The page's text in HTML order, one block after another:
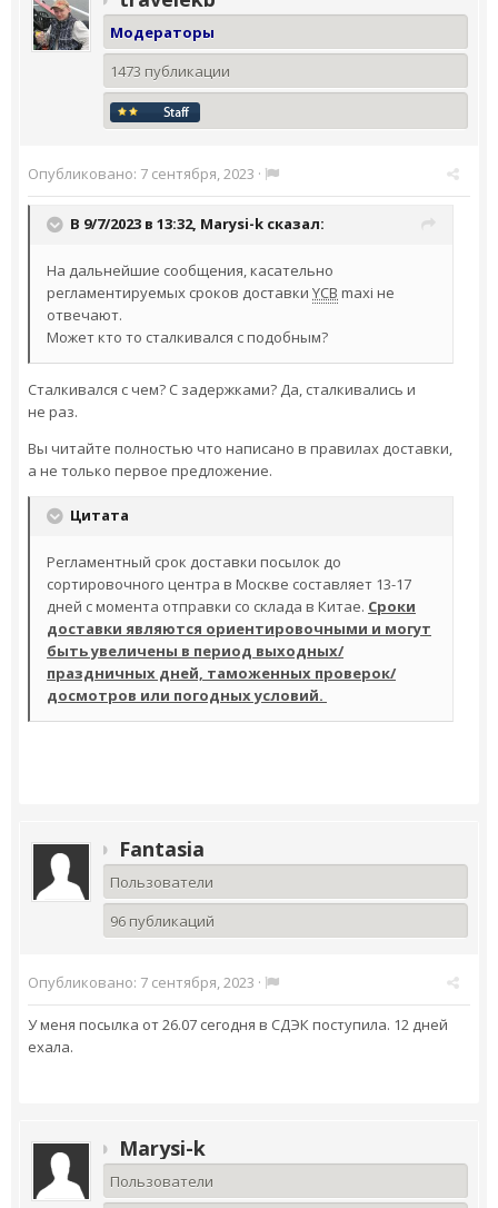
Модераторы
1473 публикации
Опубликовано: 7 сентября, 2023 ·
В 9/7/2023 в 13:32, Marysi-k сказал:
На дальнейшие сообщения, касательно
регламентируемых сроков доставки YCB maxi не
отвечают.
Может кто то сталкивался с подобным?
Сталкивался с чем? С задержками? Да, сталкивались и
не раз.
Вы читайте полностью что написано в правилах доставки,
а не только первое предложение.
Цитата
Регламентный срок доставки посылок до
сортировочного центра в Москве составляет 13-17
дней с момента отправки со склада в Китае. Сроки
доставки являются ориентировочными и могут
быть увеличены в период выходных/
праздничных дней, таможенных проверок/
досмотров или погодных условий.
Fantasia
Пользователи
96 публикаций
Опубликовано: 7 сентября, 2023 ·
У меня посылка от 26.07 сегодня в СДЭК поступила. 12 дней
ехала.
Marysi-k
Пользователи